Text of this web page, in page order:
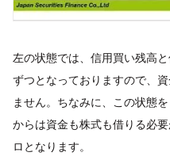
左の状態では、信用買い残高
ずつとなっておりますので、
ません。ちなみに、この状態
からは資金も株式も借りる必
ロとなります。